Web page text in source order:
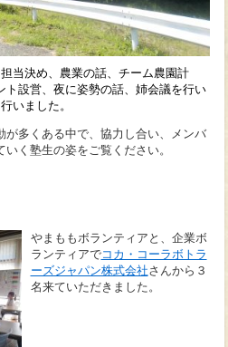
当決め、農業の話、チーム農園計
設営、 夜に姿勢の話、姉会議を行い
いました。
が多くある中で、協力し合い、メンバ
く塾生の姿をご覧ください。
やまももボランティアと、企業ボ
ランティアでコカ・コーラボトラ
ーズジャパン株式会社さんから３
名来ていただきました。